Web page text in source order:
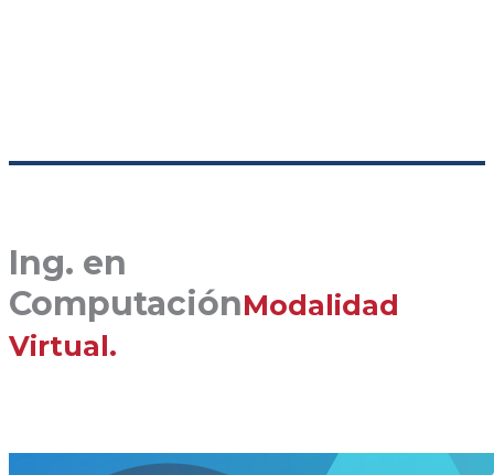
Ing. en
ComputaciónModalidad
Virtual.